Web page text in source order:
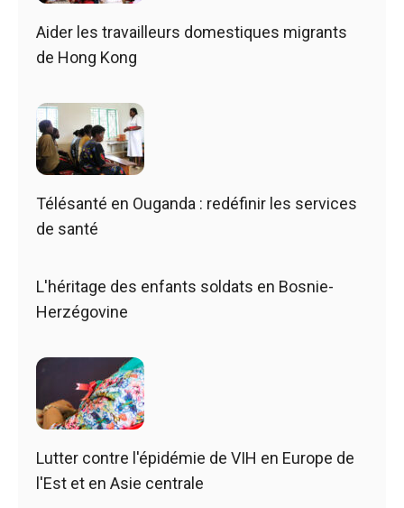
Aider les travailleurs domestiques migrants
de Hong Kong
Télésanté en Ouganda : redéfinir les services
de santé
L'héritage des enfants soldats en Bosnie-
Herzégovine
Lutter contre l'épidémie de VIH en Europe de
l'Est et en Asie centrale